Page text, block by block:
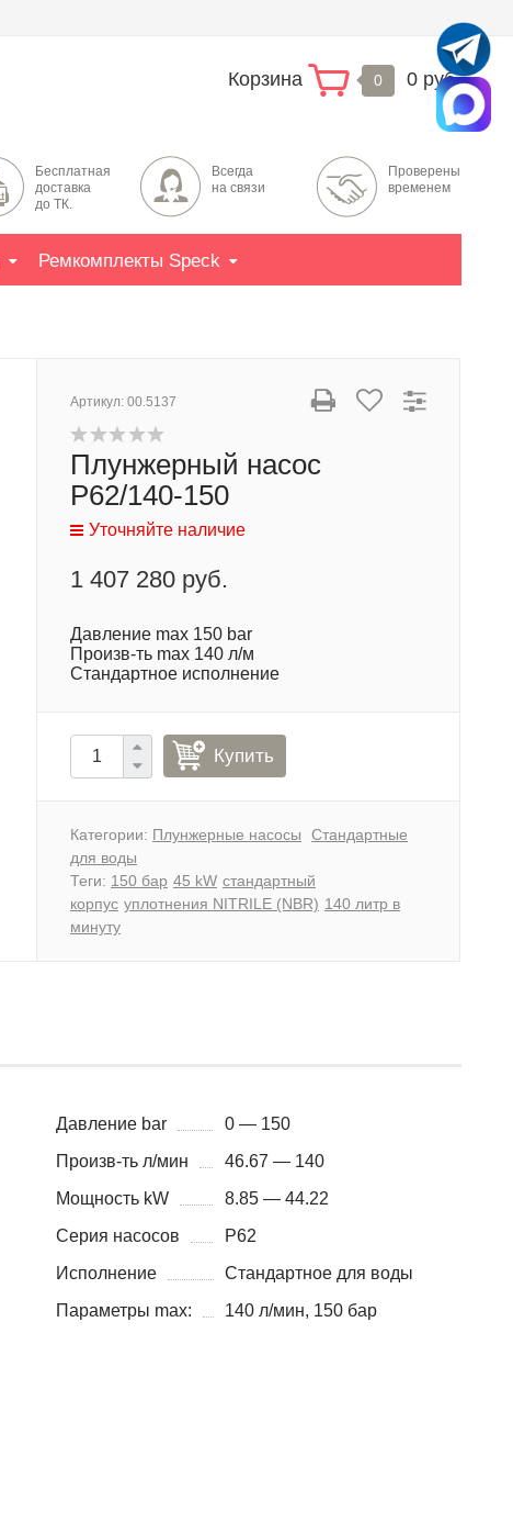
Корзина 0 0 руб.
Бесплатная
доставка
до ТК.
Всегда
на связи
Проверены
временем
Ремкомплекты Speck
Артикул: 00.5137
Плунжерный насос
P62/140-150
Уточняйте наличие
1 407 280 руб.
Давление max 150 bar
Произв-ть max 140 л/м
Стандартное исполнение
Купить
Категории: Плунжерные насосы
Стандартные
для воды
Теги: 150 бар 45 kW стандартный
корпус уплотнения NITRILE (NBR) 140 литр в
минуту
Давление bar
0 — 150
Произв-ть л/мин
46.67 — 140
Мощность kW
8.85 — 44.22
Серия насосов
P62
Исполнение
Стандартное для воды
Параметры max:
140 л/мин, 150 бар